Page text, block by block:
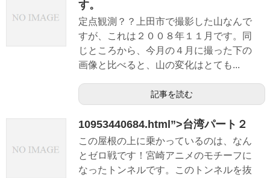
す。
定点観測？？上田市で撮影した山なんで
すが、これは２００８年１１月です。同
じところから、今月の４月に撮った下の
画像と比べると、山の変化はとても...
記事を読む
10953440684.html”>台湾パート２
この屋根の上に乗かっているのは、なん
とゼロ戦です！宮崎アニメのモチーフに
なったトンネルです。このトンネルを抜